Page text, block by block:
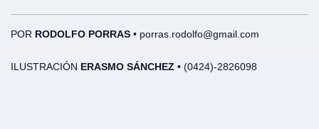
POR RODOLFO PORRAS • porras.rodolfo@gmail.com
ILUSTRACIÓN ERASMO SÁNCHEZ • (0424)-2826098